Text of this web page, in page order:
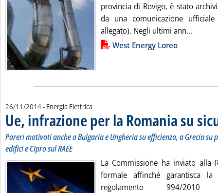
provincia di Rovigo, è stato
da una comunicazione
allegato). Negli ultimi ann...
Lista allegati PDF alla notiziaWest Energy Loreo
26/11/2014- Energia Elettrica
Ue, infrazione per la Romania su
Pareri motivati anche a Bulgaria e Ungheria su efficienza, a Grecia su
edifici e Cipro sul RAEE
La Commissione ha inviato alla
formale affinché garantisca
regolamento 994/